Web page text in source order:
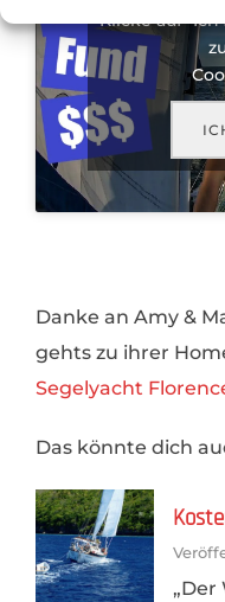
Klicke auf
Danke an Amy &
gehts zu ihrer
Segelyacht
Das könnte dich
„Der